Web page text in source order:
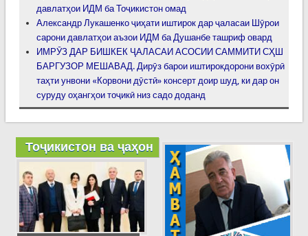
давлатҳои ИДМ ба Тоҷикистон омад
Александр Лукашенко ҷиҳати иштирок дар ҷаласаи Шӯрои
сарони давлатҳои аъзои ИДМ ба Душанбе ташриф овард
ИМРӮЗ ДАР БИШКЕК ҶАЛАСАИ АСОСИИ САММИТИ СҲШ
БАРГУЗОР МЕШАВАД. Дирӯз барои иштирокдорони вохӯрӣ
таҳти унвони «Корвони дӯстӣ» консерт доир шуд, ки дар он
суруду оҳангҳои тоҷикӣ низ садо доданд
Тоҷикистон ва ҷаҳон